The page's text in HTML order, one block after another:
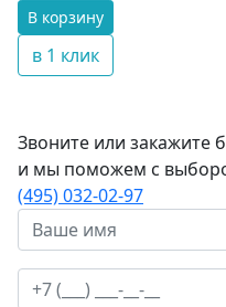
В корзину
в 1 клик
Звоните или закажите
и мы поможем с
(495) 032-02-97